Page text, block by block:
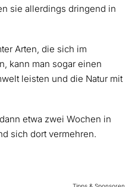
sie allerdings dringend in
Arten, die sich im
kann man sogar einen
leisten und die Natur mit
etwa zwei Wochen in
sich dort vermehren.